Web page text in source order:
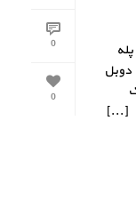
0
0
دوبل
[...]